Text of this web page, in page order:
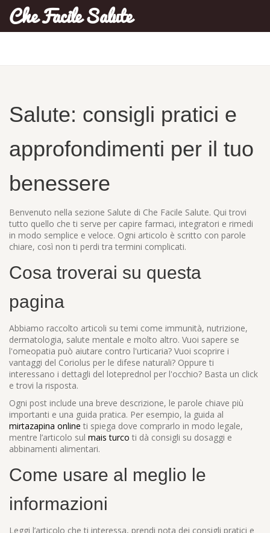
Che Facile Salute
Salute: consigli pratici e
approfondimenti per il tuo
benessere
Benvenuto nella sezione Salute di Che Facile Salute. Qui trovi
tutto quello che ti serve per capire farmaci, integratori e rimedi
in modo semplice e veloce. Ogni articolo è scritto con parole
chiare, così non ti perdi tra termini complicati.
Cosa troverai su questa
pagina
Abbiamo raccolto articoli su temi come immunità, nutrizione,
dermatologia, salute mentale e molto altro. Vuoi sapere se
l'omeopatia può aiutare contro l'urticaria? Vuoi scoprire i
vantaggi del Coriolus per le difese naturali? Oppure ti
interessano i dettagli del loteprednol per l'occhio? Basta un click
e trovi la risposta.
Ogni post include una breve descrizione, le parole chiave più
importanti e una guida pratica. Per esempio, la guida al
mirtazapina online ti spiega dove comprarlo in modo legale,
mentre l’articolo sul mais turco ti dà consigli su dosaggi e
abbinamenti alimentari.
Come usare al meglio le
informazioni
Leggi l’articolo che ti interessa, prendi nota dei consigli pratici e